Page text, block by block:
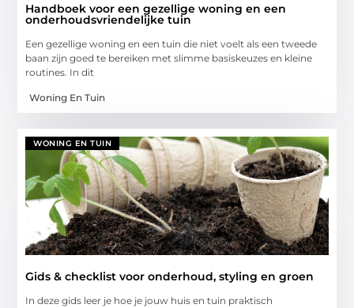
Handboek voor een gezellige woning en een
onderhoudsvriendelijke tuin
Een gezellige woning en een tuin die niet voelt als een tweede
baan zijn goed te bereiken met slimme basiskeuzes en kleine
routines. In dit
Woning En Tuin
WONING EN TUIN
Gids & checklist voor onderhoud, styling en groen
In deze gids leer je hoe je jouw huis en tuin praktisch